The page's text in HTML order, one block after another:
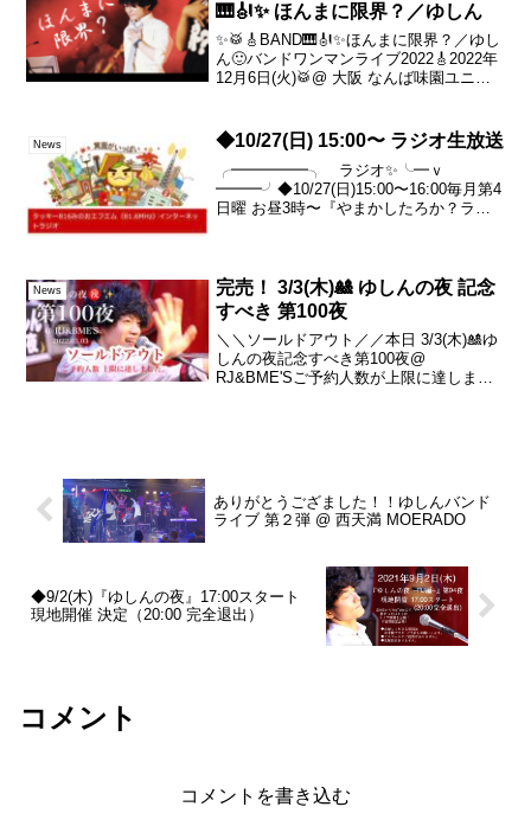
🎹🎻✨ ほんまに限界？／ゆしん
✨🥁🎸BAND🎹🎻✨ほんまに限界？／ゆし
ん🙂バンドワンマンライブ2022🎸2022年
12月6日(火)🥁@ 大阪 なんば味園ユニバ
ておいてくださいませ📝ス...
News ◆10/27(日) 15:00〜 ラジオ生放送
╭━━━━━╮ ラジオ✨╰━ｖ
━━━╯◆10/27(日)15:00〜16:00毎月第4
日曜 お昼3時〜『やまかしたろか？ラジ
News
完売！ 3/3(木)🎎 ゆしんの夜 記念
すべき 第100夜
＼＼ソールドアウト／／本日 3/3(木)🎎ゆ
しんの夜記念すべき第100夜@
RJ&BME'Sご予約人数が上限に達しまし
ありがとうござました！！ゆしんバンド
ライブ 第２弾 @ 西天満 MOERADO
◆9/2(木)『ゆしんの夜』17:00スタート
現地開催 決定（20:00 完全退出）
コメント
コメントを書き込む